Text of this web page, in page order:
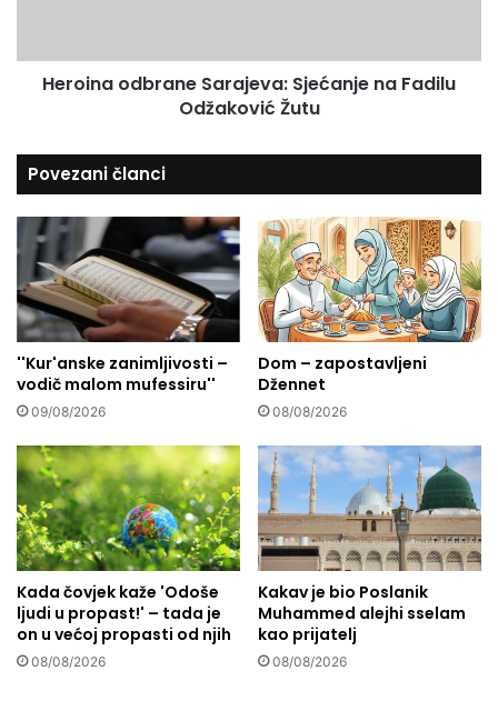
d
n
S
a
r
j
e
v
a
:
S
e
a
n
j
e
n
a
F
a
Heroina odbrane Sarajeva: Sjećanje na Fadilu
Odžaković Žutu
Povezani članci
''Kur'anske zanimljivosti –
vodič malom mufessiru''
09/08/2026
Dom – zapostavljeni
Džennet
08/08/2026
Kada čovjek kaže 'Odoše
ljudi u propast!' – tada je
on u većoj propasti od njih
08/08/2026
Kakav je bio Poslanik
Muhammed alejhi sselam
kao prijatelj
08/08/2026